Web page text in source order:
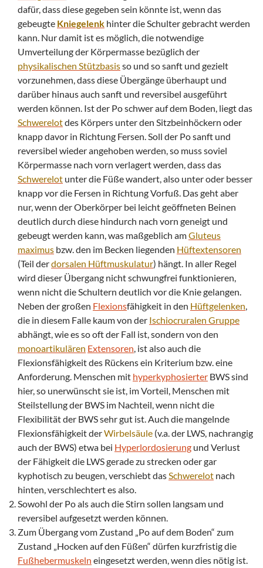
dafür, dass diese gegeben sein könnte ist, wenn das
gebeugte Kniegelenk hinter die Schulter gebracht werden
kann. Nur damit ist es möglich, die notwendige
Umverteilung der Körpermasse bezüglich der
physikalischen Stützbasisso und so sanft und gezielt
vorzunehmen, dass diese Übergänge überhaupt und
darüber hinaus auch sanft und reversibel ausgeführt
werden können. Ist der Po schwer auf dem Boden, liegt das
Schwerelotdes Körpers unter den Sitzbeinhöckern oder
knapp davor in Richtung Fersen. Soll der Po sanft und
reversibel wieder angehoben werden, so muss soviel
Körpermasse nach vorn verlagert werden, dass das
Schwerelot unter die Füße wandert, also unter oder besser
knapp vor die Fersen in Richtung Vorfuß. Das geht aber
nur, wenn der Oberkörper bei leicht geöffneten Beinen
deutlich durch diese hindurch nach vorn geneigt und
gebeugt werden kann, was maßgeblich amGluteus
maximus bzw. den im Becken liegenden Hüftextensoren
(Teil derdorsalen Hüftmuskulatur) hängt. In aller Regel
wird dieser Übergang nicht schwungfrei funktionieren,
wenn nicht die Schultern deutlich vor die Knie gelangen.
Neben der großen Flexionsfähigkeit in den Hüftgelenken,
die in diesem Falle kaum von der Ischiocruralen Gruppe
abhängt, wie es so oft der Fall ist, sondern von den
monoartikulären Extensoren, ist also auch die
Flexionsfähigkeit des Rückens ein Kriterium bzw. eine
Anforderung. Menschen mit hyperkyphosierter BWS sind
hier, so unerwünscht sie ist, im Vorteil, Menschen mit
Steilstellung der BWS im Nachteil, wenn nicht die
Flexibilität der BWS sehr gut ist. Auch die mangelnde
Flexionsfähigkeit derWirbelsäule (v.a. der LWS, nachrangig
auch der BWS) etwa bei Hyperlordosierung und Verlust
der Fähigkeit die LWS gerade zu strecken oder gar
kyphotisch zu beugen, verschiebt dasSchwerelot nach
hinten, verschlechtert es also.
Sowohl der Po als auch die Stirn sollen langsam und
reversibel aufgesetzt werden können.
Zum Übergang vom Zustand „Po auf dem Boden“ zum
Zustand „Hocken auf den Füßen“ dürfen kurzfristig die
Fußhebermuskeln eingesetzt werden, wenn dies nötig ist.